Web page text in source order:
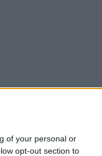
of your personal or
opt-out section to